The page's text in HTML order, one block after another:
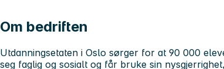
Om bedriften
Utdanningsetaten i Oslo sørger for at 90 000
seg faglig og sosialt og får bruke sin